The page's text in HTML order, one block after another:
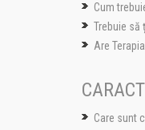
Cum
Trebuie să
Are
Care sunt